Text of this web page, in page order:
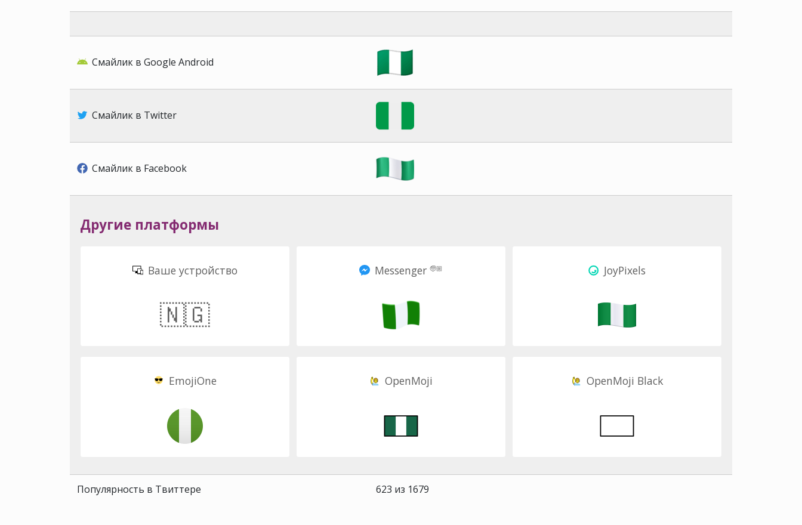
Смайлик в Google Android
Смайлик в Twitter
Смайлик в Facebook
Другие платформы
Ваше устройство
🇳🇬
Messenger 🧓🏼 JoyPixels
EmojiOne OpenMoji OpenMoji Black
Популярность в Твиттере 623 из 1679